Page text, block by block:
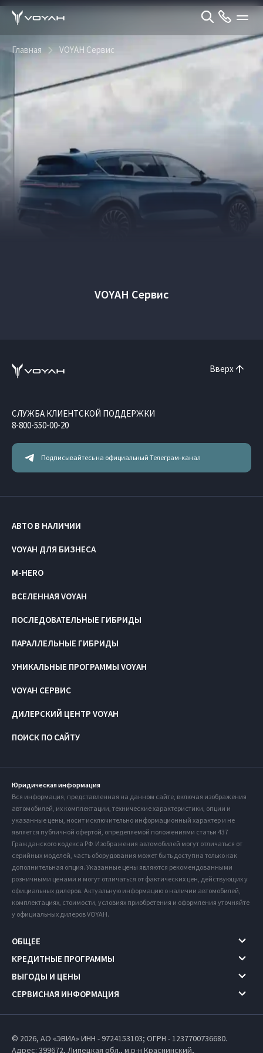
Главная VOYAH Сервис
VOYAH Сервис
Вверх
Подписывайтесь на официальный Телеграм-канал
СЛУЖБА КЛИЕНТСКОЙ ПОДДЕРЖКИ
8-800-550-00-20
АВТО В НАЛИЧИИ
VOYAH ДЛЯ БИЗНЕСА
M-HERO
ПОИСК ПО САЙТУ
ВСЕЛЕННАЯ VOYAH
ПОСЛЕДОВАТЕЛЬНЫЕ ГИБРИДЫ
ПАРАЛЛЕЛЬНЫЕ ГИБРИДЫ
УНИКАЛЬНЫЕ ПРОГРАММЫ VOYAH
VOYAH СЕРВИС
ДИЛЕРСКИЙ ЦЕНТР VOYAH
Юридическая информация
Вся информация, представленная на данном сайте, включая изображения
автомобилей, их комплектации, технические характеристики, опции и
указанные цены, носит исключительно информационный характер и не
является публичной офертой, определяемой положениями статьи 437
Гражданского кодекса РФ. Изображения автомобилей могут отличаться от
серийных моделей, часть оборудования может быть доступна только как
дополнительная опция. Указанные цены являются рекомендованными
розничными ценами и могут отличаться от фактических цен, действующих у
официальных дилеров. Актуальную информацию о наличии автомобилей,
комплектациях, стоимости, условиях приобретения и оформления уточняйте
у официальных дилеров VOYAH.
ОБЩЕЕ
КРЕДИТНЫЕ ПРОГРАММЫ
ВЫГОДЫ И ЦЕНЫ
СЕРВИСНАЯ ИНФОРМАЦИЯ
© 2026, АО «ЭВИА» ИНН - 9724153103; ОГРН - 1237700736680.
Адрес: 399672, Липецкая обл., м.р-н Краснинский,